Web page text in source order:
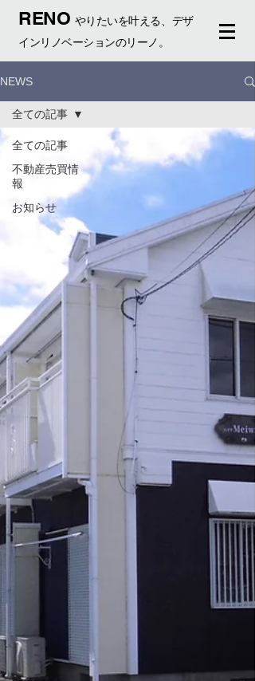
RENO やりたいを叶える、デザ
インリノベーションのリーノ。
NEWS
全ての記事
不動産売買情
報
お知らせ
全ての記事